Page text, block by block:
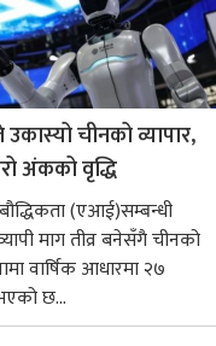
चीनको व्यापार,
अंकको वृद्धि
(एआई)सम्बन्धी
माग तीव्र बनेसँगै चीनको
वार्षिक आधारमा २७
छ...